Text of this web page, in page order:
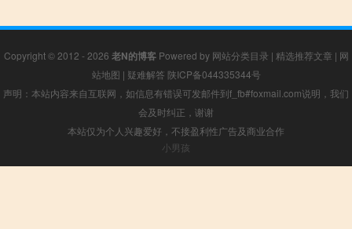
Copyright © 2012 - 2026 老N的博客Powered by 网站分类目录 | 精选推荐文章 | 网
站地图 | 疑难解答 陕ICP备044335344号
声明：本站内容来自互联网，如信息有错误可发邮件到f_fb#foxmail.com说明，我们
会及时纠正，谢谢
本站仅为个人兴趣爱好，不接盈利性广告及商业合作
小男孩